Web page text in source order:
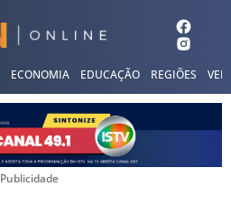
ECONOMIA EDUCAÇÃO REGIÕES
Publicidade